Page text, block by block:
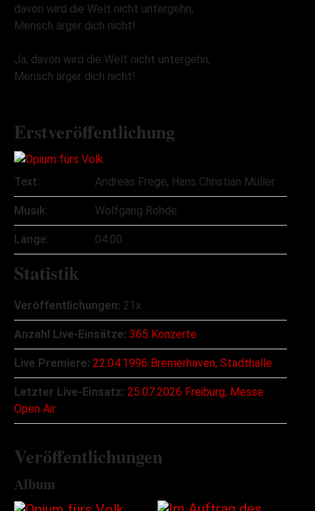
davon wird die Welt nicht untergehn,
Mensch ärger dich nicht!
Ja, davon wird die Welt nicht untergehn,
Mensch ärger dich nicht!
Erstveröffentlichung
Text: Andreas Frege, Hans Christian Müller
Musik: Wolfgang Rohde
Länge: 04:00
Statistik
Veröffentlichungen: 21x
Anzahl Live-Einsätze: 365 Konzerte
Live Premiere: 22.04.1996 Bremerhaven, Stadthalle
Letzter Live-Einsatz: 25.07.2026 Freiburg, Messe
Open Air
Veröffentlichungen
Album